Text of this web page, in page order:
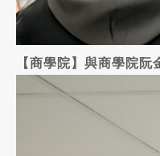
【商學院】與商學院